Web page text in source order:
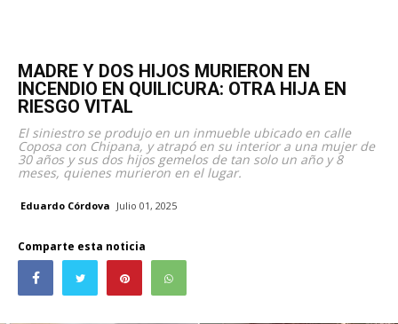
MADRE Y DOS HIJOS MURIERON EN
INCENDIO EN QUILICURA: OTRA HIJA EN
RIESGO VITAL
El siniestro se produjo en un inmueble ubicado en calle
Coposa con Chipana, y atrapó en su interior a una mujer de
30 años y sus dos hijos gemelos de tan solo un año y 8
meses, quienes murieron en el lugar.
Eduardo Córdova Julio 01, 2025
Comparte esta noticia